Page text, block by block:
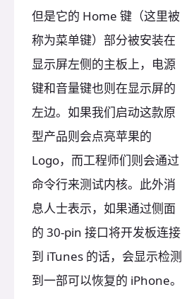
但是它的 Home 键（这里被
称为菜单键）部分被安装在
显示屏左侧的主板上，电源
键和音量键也则在显示屏的
左边。如果我们启动这款原
型产品则会点亮苹果的
Logo，而工程师们则会通过
命令行来测试内核。此外消
息人士表示，如果通过侧面
的 30-pin 接口将开发板连接
到 iTunes 的话，会显示检测
到一部可以恢复的 iPhone。